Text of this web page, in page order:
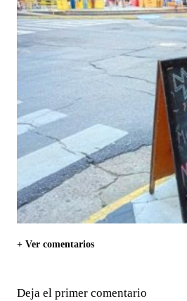
+ Ver comentarios
Deja el primer comentario